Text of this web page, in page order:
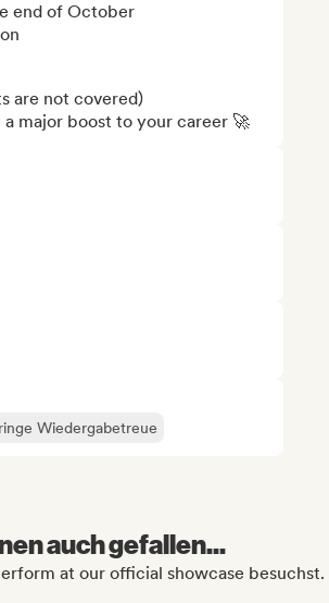
end of October
are not covered)
major boost to your career 🚀
Wiedergabetreue
auch gefallen...
at our official showcase besuchst.